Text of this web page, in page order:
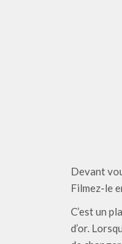
Devant
Filmez-le
C’est un
d’or.